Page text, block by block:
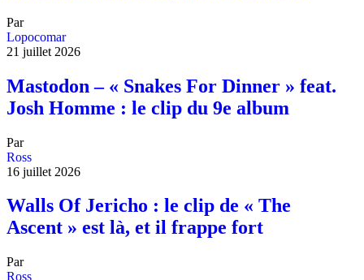
Par
Lopocomar
21 juillet 2026
Mastodon – « Snakes For Dinner » feat.
Josh Homme : le clip du 9e album
Par
Ross
16 juillet 2026
Walls Of Jericho : le clip de « The
Ascent » est là, et il frappe fort
Par
Ross